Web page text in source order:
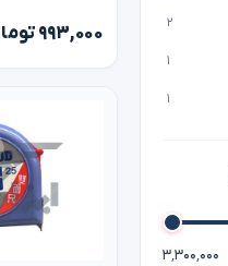
۲
۱
۱
۳٬۳۰۰٬۰۰۰
۹۹۳,۰۰۰ تومان